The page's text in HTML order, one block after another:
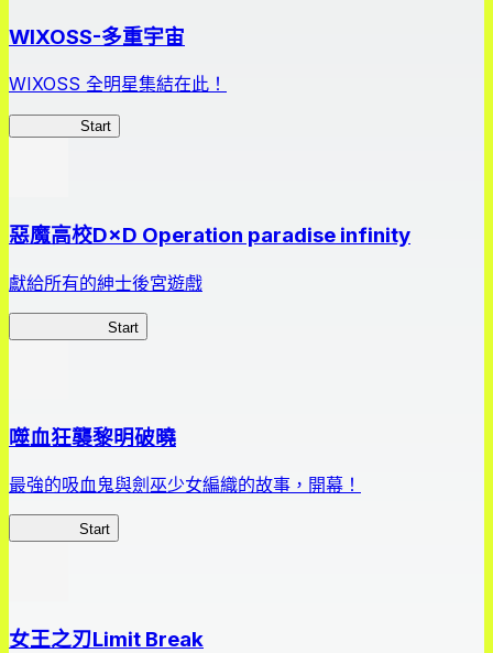
WIXOSS-多重宇宙
WIXOSS 全明星集結在此！
Start
惡魔高校D×D Operation paradise infinity
獻給所有的紳士後宮遊戲
Start
噬血狂襲黎明破曉
最強的吸血鬼與劍巫少女編織的故事，開幕！
Start
女王之刃Limit Break